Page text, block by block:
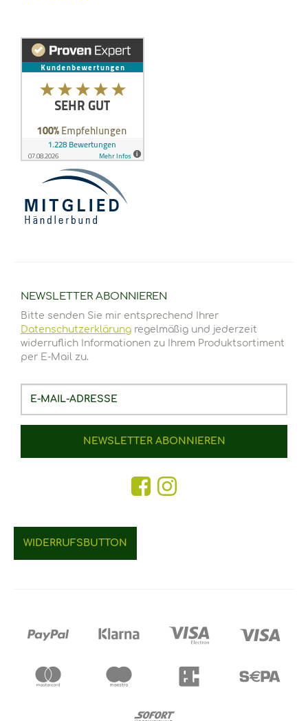
NEWSLETTER ABONNIEREN
Bitte senden Sie mir entsprechend Ihrer
Datenschutzerklärung regelmäßig und jederzeit
widerruflich Informationen zu Ihrem Produktsortiment
per E-Mail zu.
E-
Mail-
Adresse
NEWSLETTER ABONNIEREN
WIDERRUFSBUTTON